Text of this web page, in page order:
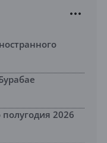
2026